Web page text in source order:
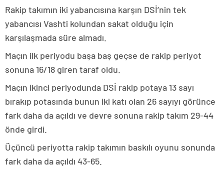
Rakip takımın iki yabancısına karşın DSİ’nin tek
yabancısı Vashti kolundan sakat olduğu için
karşılaşmada süre almadı.
Maçın ilk periyodu başa baş geçse de rakip periyot
sonuna 16/18 giren taraf oldu.
Maçın ikinci periyodunda DSİ rakip potaya 13 sayı
bırakıp potasında bunun iki katı olan 26 sayıyı görünce
fark daha da açıldı ve devre sonuna rakip takım 29-44
önde girdi.
Üçüncü periyotta rakip takımın baskılı oyunu sonunda
fark daha da açıldı 43-65.